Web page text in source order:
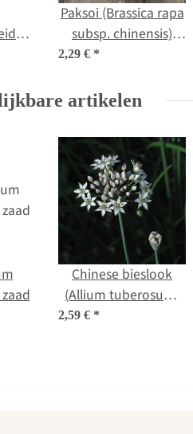
Paksoi (Brassica rapa
subsp. chinensis)
2,29 € *
artikelen
Chinese bieslook
(Allium tuberosum)
bio zaad
2,59 € *